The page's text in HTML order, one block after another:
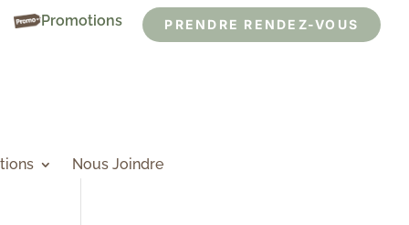
Promotions PRENDRE RENDEZ-VOUS
Nous Joindre